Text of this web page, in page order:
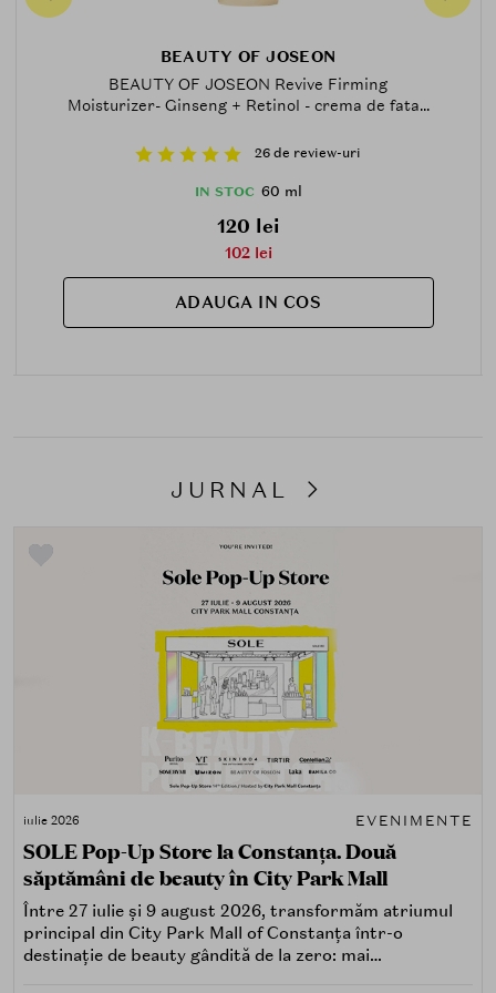
BEAUTY OF JOSEON
BEAUTY OF JOSEON Revive Firming
Moisturizer- Ginseng + Retinol - crema de fata...
26 de review-uri
IN STOC 60 ml
120 lei
102 lei
ADAUGA IN COS
JURNAL
iulie 2026 EVENIMENTE
SOLE Pop-Up Store la Constanța. Două
săptămâni de beauty în City Park Mall
Între 27 iulie și 9 august 2026, transformăm atriumul
principal din City Park Mall of Constanța într-o
destinație de beauty gândită de la zero: mai